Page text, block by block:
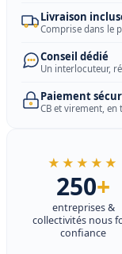
Livraison
Comprise dans le
Conseil dédié
Un interlocuteur,
Paiement
CB et virement, en
★★★★★
250+
entreprises &
collectivités nous
confiance